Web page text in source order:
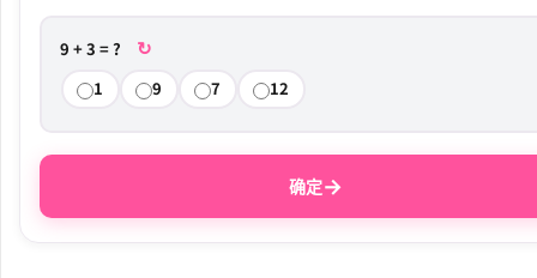
9 + 3 = ? ↻
1 9 7 12
确定→